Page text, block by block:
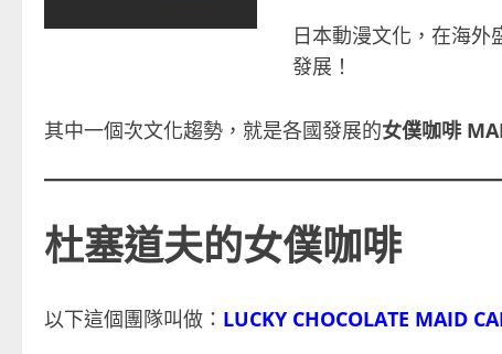
日本動漫文化，在海
發展！
其中一個次文化趨勢，就是各國發展的女僕咖啡
杜塞道夫的女僕咖啡
以下這個團隊叫做： LUCKY CHOCOLATE MAID